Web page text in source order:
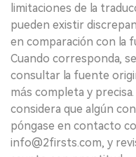
limitaciones de la
pueden existir
en comparación con la
Cuando corresponda,
consultar la fuente
más completa y
considera que algún
póngase en contacto
info@2firsts.com, y